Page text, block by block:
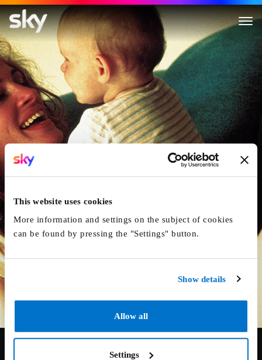
This website uses cookies
More information and settings on the subject of cookies
can be found by pressing the "Settings" button.
Show details
Allow all
Settings
Erin Brockovich - Eine Wahre
7.4/10 2000 126 min Drama